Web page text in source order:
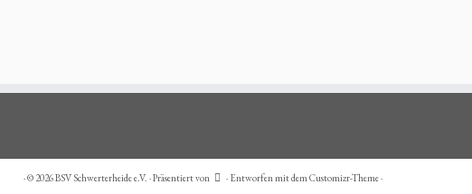
·© 2026BSV Schwerterheide e.V. ·Präsentiert von · Entworfen mit demCustomizr-Theme·